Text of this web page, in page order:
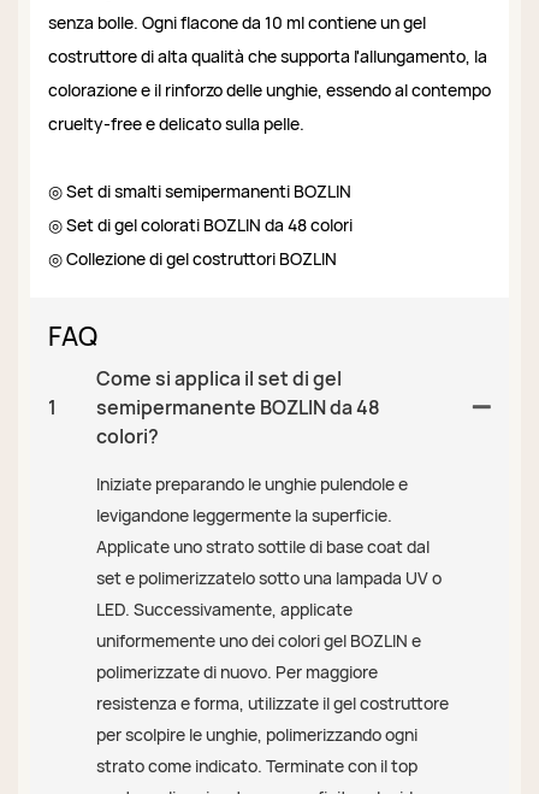
senza bolle. Ogni flacone da 10 ml contiene un gel
costruttore di alta qualità che supporta l'allungamento, la
colorazione e il rinforzo delle unghie, essendo al contempo
cruelty-free e delicato sulla pelle.
◎ Set di smalti semipermanenti BOZLIN
◎ Set di gel colorati BOZLIN da 48 colori
◎ Collezione di gel costruttori BOZLIN
FAQ
1
Come si applica il set di gel
semipermanente BOZLIN da 48
colori?
Iniziate preparando le unghie pulendole e
levigandone leggermente la superficie.
Applicate uno strato sottile di base coat dal
set e polimerizzatelo sotto una lampada UV o
LED. Successivamente, applicate
uniformemente uno dei colori gel BOZLIN e
polimerizzate di nuovo. Per maggiore
resistenza e forma, utilizzate il gel costruttore
per scolpire le unghie, polimerizzando ogni
strato come indicato. Terminate con il top